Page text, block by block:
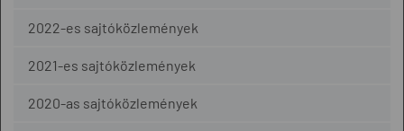
2022-es sajtóközlemények
2021-es sajtóközlemények
2020-as sajtóközlemények